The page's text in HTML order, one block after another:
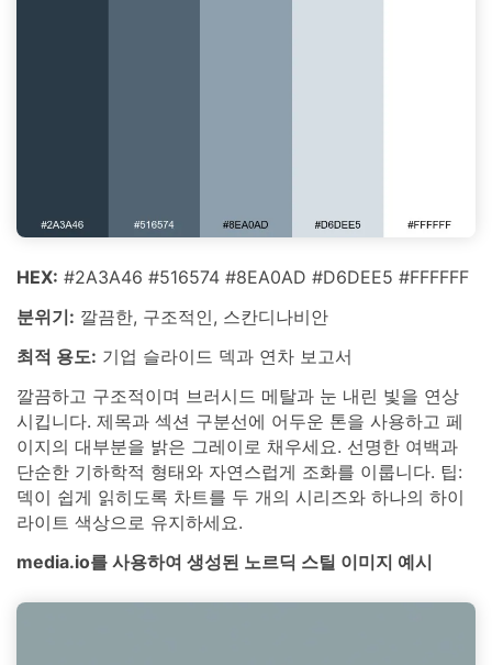
HEX: #2A3A46 #516574 #8EA0AD #D6DEE5 #FFFFFF
분위기: 깔끔한, 구조적인, 스칸디나비안
최적 용도: 기업 슬라이드 덱과 연차 보고서
깔끔하고 구조적이며 브러시드 메탈과 눈 내린 빛을 연상
시킵니다. 제목과 섹션 구분선에 어두운 톤을 사용하고 페
이지의 대부분을 밝은 그레이로 채우세요. 선명한 여백과
단순한 기하학적 형태와 자연스럽게 조화를 이룹니다. 팁:
덱이 쉽게 읽히도록 차트를 두 개의 시리즈와 하나의 하이
라이트 색상으로 유지하세요.
media.io를 사용하여 생성된 노르딕 스틸 이미지 예시